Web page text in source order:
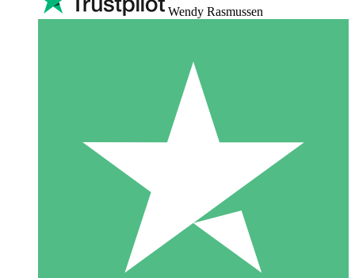
Wendy Rasmussen